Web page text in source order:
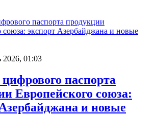
2026, 01:03
паспорта
Европейского союза:
и новые